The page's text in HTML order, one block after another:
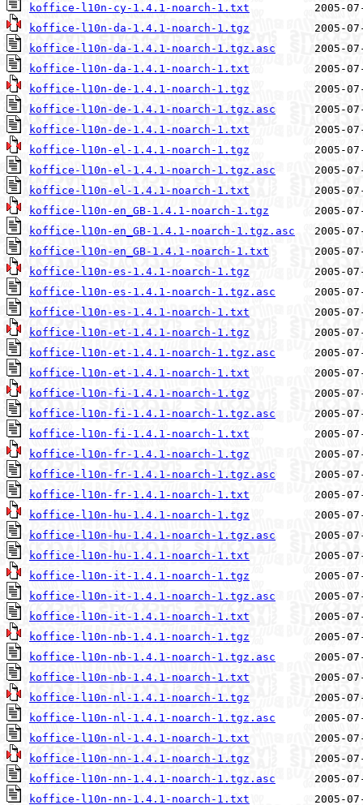
koffice-l10n-cy-1.4.1-noarch-1.txt
koffice-l10n-da-1.4.1-noarch-1.tgz
koffice-l10n-da-1.4.1-noarch-1.tgz.asc
koffice-l10n-da-1.4.1-noarch-1.txt
koffice-l10n-de-1.4.1-noarch-1.tgz
koffice-l10n-de-1.4.1-noarch-1.tgz.asc
koffice-l10n-de-1.4.1-noarch-1.txt
koffice-l10n-el-1.4.1-noarch-1.tgz
koffice-l10n-el-1.4.1-noarch-1.tgz.asc
koffice-l10n-el-1.4.1-noarch-1.txt
koffice-l10n-en_GB-1.4.1-noarch-1.tgz
koffice-l10n-en_GB-1.4.1-noarch-1.tgz.asc
koffice-l10n-en_GB-1.4.1-noarch-1.txt
koffice-l10n-es-1.4.1-noarch-1.tgz
koffice-l10n-es-1.4.1-noarch-1.tgz.asc
koffice-l10n-es-1.4.1-noarch-1.txt
koffice-l10n-et-1.4.1-noarch-1.tgz
koffice-l10n-et-1.4.1-noarch-1.tgz.asc
koffice-l10n-et-1.4.1-noarch-1.txt
koffice-l10n-fi-1.4.1-noarch-1.tgz
koffice-l10n-fi-1.4.1-noarch-1.tgz.asc
koffice-l10n-fi-1.4.1-noarch-1.txt
koffice-l10n-fr-1.4.1-noarch-1.tgz
koffice-l10n-fr-1.4.1-noarch-1.tgz.asc
koffice-l10n-fr-1.4.1-noarch-1.txt
koffice-l10n-hu-1.4.1-noarch-1.tgz
koffice-l10n-hu-1.4.1-noarch-1.tgz.asc
koffice-l10n-hu-1.4.1-noarch-1.txt
koffice-l10n-it-1.4.1-noarch-1.tgz
koffice-l10n-it-1.4.1-noarch-1.tgz.asc
koffice-l10n-it-1.4.1-noarch-1.txt
koffice-l10n-nb-1.4.1-noarch-1.tgz
koffice-l10n-nb-1.4.1-noarch-1.tgz.asc
koffice-l10n-nb-1.4.1-noarch-1.txt
koffice-l10n-nl-1.4.1-noarch-1.tgz
koffice-l10n-nl-1.4.1-noarch-1.tgz.asc
koffice-l10n-nl-1.4.1-noarch-1.txt
koffice-l10n-nn-1.4.1-noarch-1.tgz
koffice-l10n-nn-1.4.1-noarch-1.tgz.asc
koffice-l10n-nn-1.4.1-noarch-1.txt